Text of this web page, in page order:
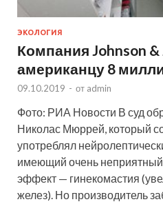
ЭКОЛОГИЯ
Компания Johnson
американцу 8
09.10.2019 - от admin
Фото: РИА Новости В суд
Николас Мюррей, который
употреблял
имеющий очень
эффект — гинекомастия
желез). Но производитель